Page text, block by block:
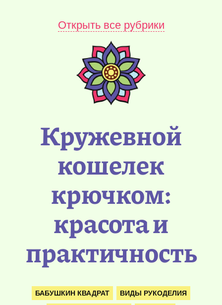
Открыть все рубрики
Кружевной
кошелек
крючком:
красота и
практичность
БАБУШКИН КВАДРАТ ВИДЫ РУКОДЕЛИЯ